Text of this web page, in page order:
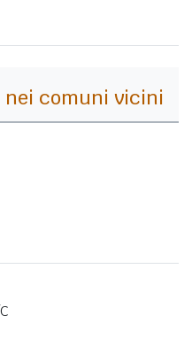
comuni vicini